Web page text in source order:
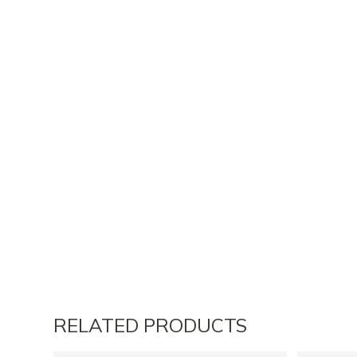
RELATED PRODUCTS